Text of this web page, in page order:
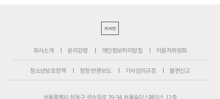
PC버전
회사소개 윤리강령 개인정보처리방침 이용자위원회
청소년보호정책 정정·반론보도 기사심의규정 불편신고
서울특별시 성동구 성수일로 39-34 서울숲더스페이스 12층